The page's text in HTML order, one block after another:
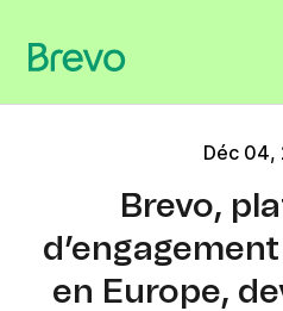
Déc 04,
Brevo,
en Europe,